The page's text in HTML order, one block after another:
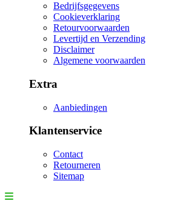
Bedrijfsgegevens
Cookieverklaring
Retourvoorwaarden
Levertijd en Verzending
Disclaimer
Algemene voorwaarden
Extra
Aanbiedingen
Klantenservice
Contact
Retourneren
Sitemap